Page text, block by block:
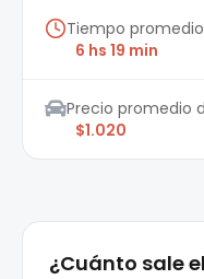
Tiempo
6 hs 19 min
Precio promedio
$1.020
¿Cuánto sale el